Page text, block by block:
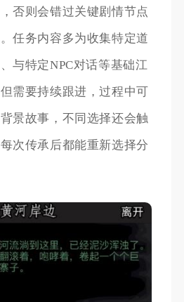
否则会错过关键剧情节点
任务内容多为收集特定道
与特定NPC对话等基础江
需要持续跟进，过程中可
景故事，不同选择还会触
次传承后都能重新选择分